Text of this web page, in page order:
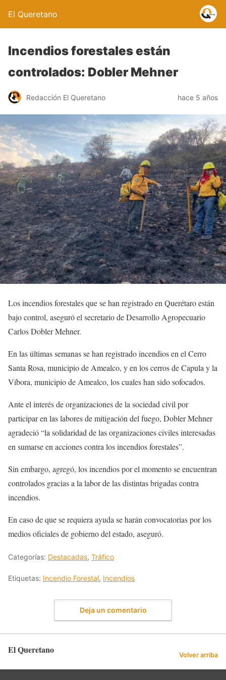
El Queretano
Incendios forestales están
controlados: Dobler Mehner
Redacción El Queretano hace 5 años
Los incendios forestales que se han registrado en Querétaro están
bajo control, aseguró el secretario de Desarrollo Agropecuario
Carlos Dobler Mehner.
En las últimas semanas se han registrado incendios en el Cerro
Santa Rosa, municipio de Amealco, y en los cerros de Capula y la
Víbora, municipio de Amealco, los cuales han sido sofocados.
Ante el interés de organizaciones de la sociedad civil por
participar en las labores de mitigación del fuego, Dobler Mehner
agradeció “la solidaridad de las organizaciones civiles interesadas
en sumarse en acciones contra los incendios forestales”.
Sin embargo, agregó, los incendios por el momento se encuentran
controlados gracias a la labor de las distintas brigadas contra
incendios.
En caso de que se requiera ayuda se harán convocatorias por los
medios oficiales de gobierno del estado, aseguró.
Categorías: Destacadas, Tráfico
Etiquetas: Incendio Forestal, Incendios
Deja un comentario
El Queretano Volver arriba